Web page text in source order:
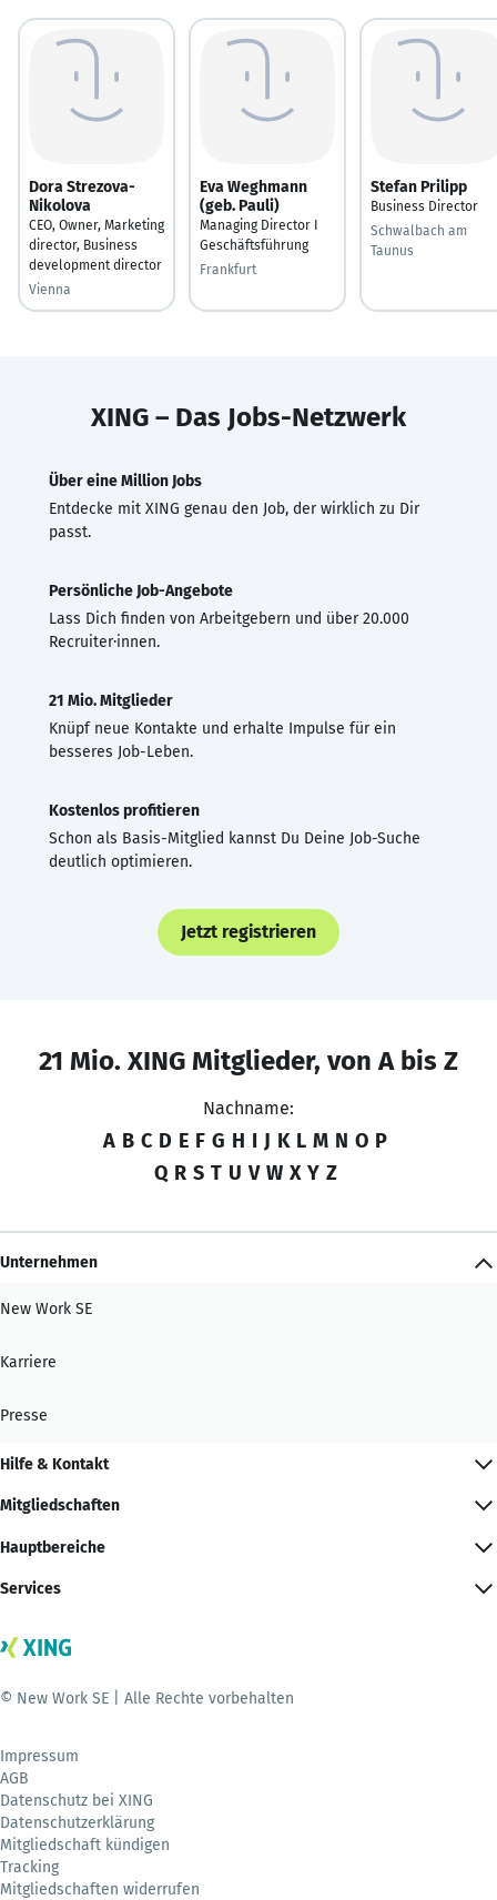
Dora Strezova-
Nikolova
CEO, Owner, Marketing
director, Business
development director
Vienna
Eva Weghmann
(geb. Pauli)
Managing Director I
Geschäftsführung
Frankfurt
Stefan Prilipp
Business Director
Schwalbach am
Taunus
XING – Das Jobs-Netzwerk
Über eine Million Jobs
Entdecke mit XING genau den Job, der wirklich zu Dir
passt.
Persönliche Job-Angebote
Lass Dich finden von Arbeitgebern und über 20.000
Recruiter·innen.
21 Mio. Mitglieder
Knüpf neue Kontakte und erhalte Impulse für ein
besseres Job-Leben.
Kostenlos profitieren
Schon als Basis-Mitglied kannst Du Deine Job-Suche
deutlich optimieren.
Jetzt registrieren
21 Mio. XING Mitglieder, von A bis Z
Nachname:
A B C D E F G H I J K L M N O P
Q R S T U V W X Y Z
Unternehmen
New Work SE
Karriere
Presse
Hilfe & Kontakt
Mitgliedschaften
Hauptbereiche
Services
© New Work SE | Alle Rechte vorbehalten
Impressum
AGB
Datenschutz bei XING
Datenschutzerklärung
Mitgliedschaft kündigen
Tracking
Mitgliedschaften widerrufen